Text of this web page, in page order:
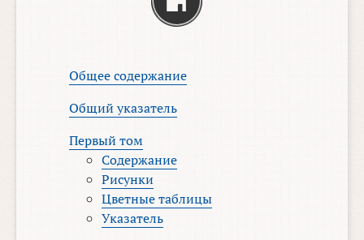
Общее содержание
Общий указатель
Первый том
Содержание
Рисунки
Цветные таблицы
Указатель